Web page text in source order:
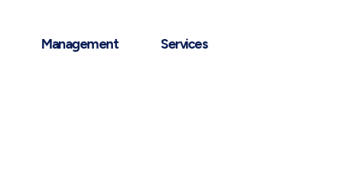
Management Services